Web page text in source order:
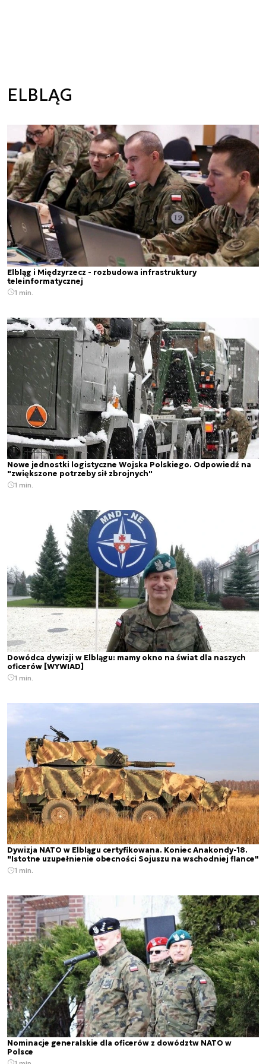
ELBLĄG
Elbląg i Międzyrzecz - rozbudowa infrastruktury
teleinformatycznej
1 min.
Nowe jednostki logistyczne Wojska Polskiego. Odpowiedź na
"zwiększone potrzeby sił zbrojnych"
1 min.
Dowódca dywizji w Elblągu: mamy okno na świat dla naszych
oficerów [WYWIAD]
1 min.
Dywizja NATO w Elblągu certyfikowana. Koniec Anakondy-18.
"Istotne uzupełnienie obecności Sojuszu na wschodniej flance"
1 min.
Nominacje generalskie dla oficerów z dowództw NATO w
Polsce